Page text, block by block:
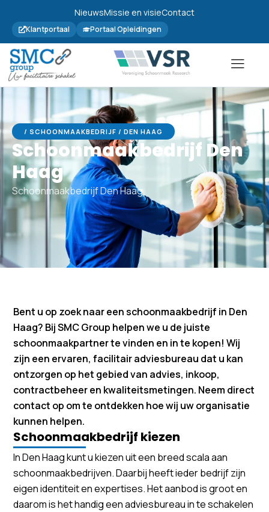
NieuwsMissie en visieContact
Klantportaal Portaal Opleidingen
/ SCHOONMAAKBEDRIJF / DEN HAAG
Schoonmaakbedrijf Den
Haag
Schoonmaakbedrijf Den Haag
Bent u op zoek naar een schoonmaakbedrijf in Den
Haag? Bij SMC Group helpen we u de juiste
schoonmaakpartner te vinden en in te kopen! Wij
zijn een ervaren, facilitair adviesbureau dat u kan
ontzorgen op het gebied van advies, inkoop,
contractbeheer en kwaliteitsmetingen. Neem direct
contact op om te ontdekken hoe wij uw organisatie
kunnen helpen.
Schoonmaakbedrijf kiezen
In Den Haag kunt u kiezen uit een breed scala aan
schoonmaakbedrijven. Daarbij heeft ieder bedrijf zijn
eigen identiteit en expertises. Het aanbod is groot en
daarom is het handig een adviesbureau in te schakelen